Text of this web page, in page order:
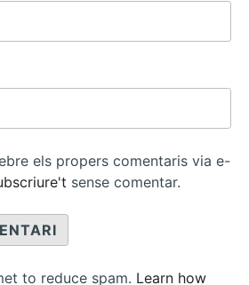
els propers comentaris via e-
sense comentar.
to reduce spam. Learn how